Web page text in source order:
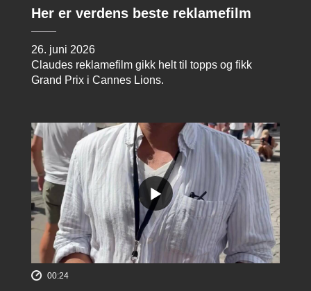
Her er verdens beste reklamefilm
26. juni 2026
Claudes reklamefilm gikk helt til topps og fikk
Grand Prix i Cannes Lions.
00:24